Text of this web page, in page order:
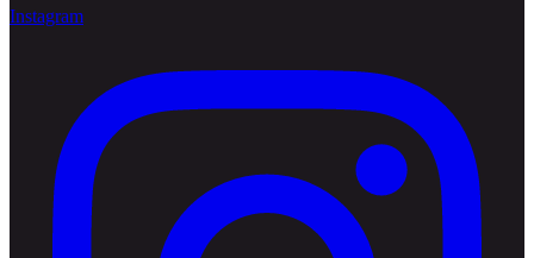
Instagram